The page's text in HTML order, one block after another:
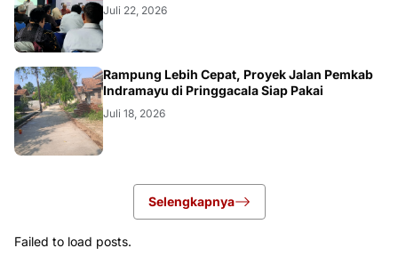
Juli 22, 2026
LOKAL
Rampung Lebih Cepat, Proyek Jalan Pemkab
Indramayu di Pringgacala Siap Pakai
Juli 18, 2026
Selengkapnya
Failed to load posts.